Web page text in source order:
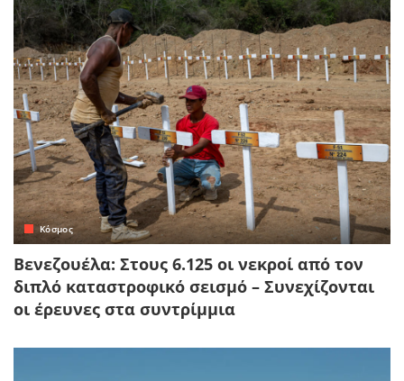
Κόσμος
Βενεζουέλα: Στους 6.125 οι νεκροί από τον
διπλό καταστροφικό σεισμό – Συνεχίζονται
οι έρευνες στα συντρίμμια